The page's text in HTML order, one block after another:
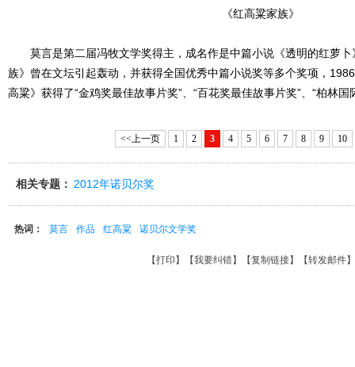
《红高粱家族》
莫言是第二届冯牧文学奖得主，成名作是中篇小说《透明的红萝卜
族》曾在文坛引起轰动，并获得全国优秀中篇小说奖等多个奖项，
高粱》获得了“金鸡奖最佳故事片奖”、“百花奖最佳故事片奖”、“柏林
<<上一页 1 2 3 4 5 6 7 8 9 10
相关专题： 2012年诺贝尔奖
热词： 莫言 作品 红高粱 诺贝尔文学奖
【打印 】【我要纠错】【复制链接】【转发邮件